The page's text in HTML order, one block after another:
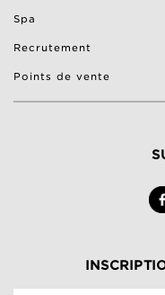
Spa
Recrutement
Points de vente